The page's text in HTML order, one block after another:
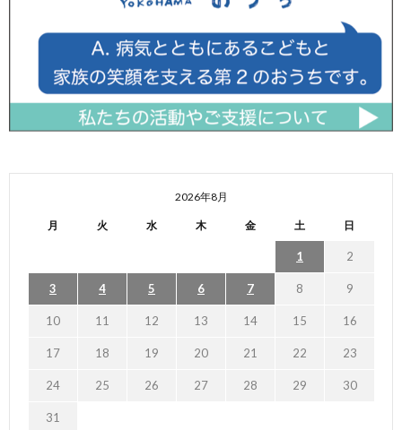
2026年8月
月 火 水 木 金 土 日
1 2
3 4 5 6 7 8 9
10 11 12 13 14 15 16
17 18 19 20 21 22 23
24 25 26 27 28 29 30
31